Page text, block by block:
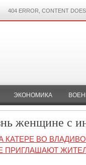
404 ERROR, CONTENT
ЭКОНОМИКА
женщине с
КАТЕРЕ ВО